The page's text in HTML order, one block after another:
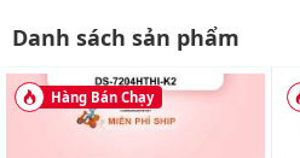
Danh sách sản phẩm
Hàng Bán Chạy